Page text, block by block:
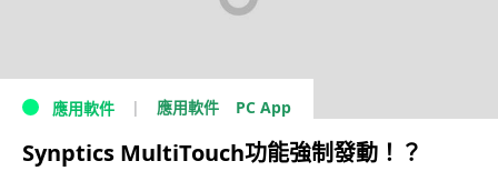
應用軟件 應用軟件 PC App
Synptics MultiTouch功能強制發動！？